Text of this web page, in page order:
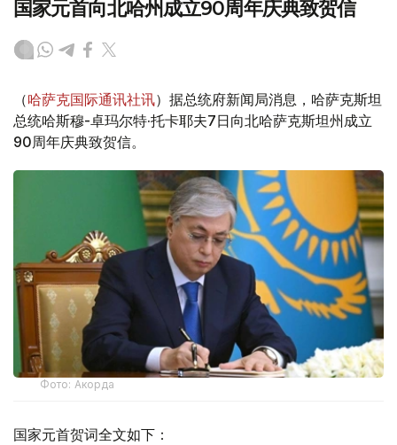
国家元首向北哈州成立90周年庆典致贺信
（哈萨克国际通讯社讯）据总统府新闻局消息，哈萨克斯坦
总统哈斯穆-卓玛尔特·托卡耶夫7日向北哈萨克斯坦州成立
90周年庆典致贺信。
Фото: Акорда
国家元首贺词全文如下：